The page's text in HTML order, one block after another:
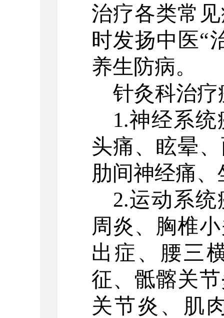
治疗各类常
时发扬中医“
养生防病。
针灸科治
1.神经系
头痛、眩晕
肋间神经痛
2.运动系
周炎、胸椎
出症、腰三
征、骶髂关
关节炎、肌